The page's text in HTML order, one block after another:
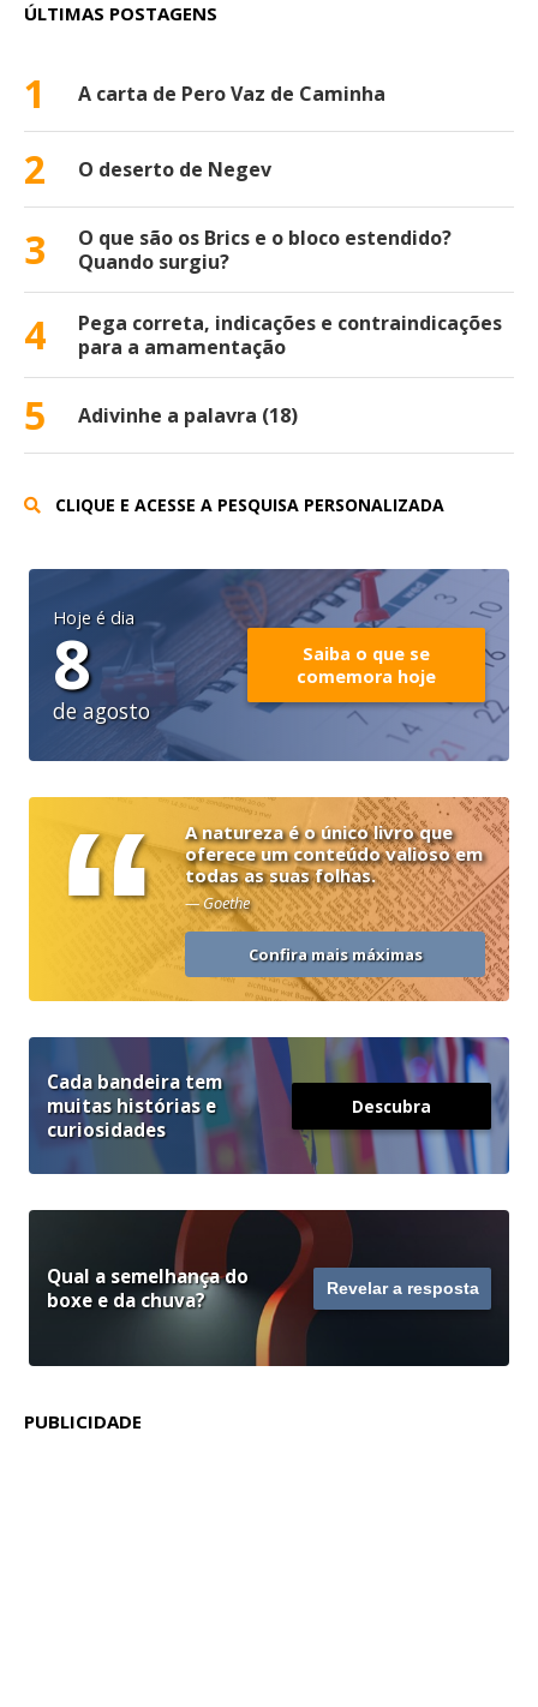
ÚLTIMAS POSTAGENS
1 A carta de Pero Vaz de Caminha
2 O deserto de Negev
3
O que são os Brics e o bloco estendido?
Quando surgiu?
4
Pega correta, indicações e contraindicações
para a amamentação
5 Adivinhe a palavra (18)
CLIQUE E ACESSE A PESQUISA PERSONALIZADA
Hoje é dia
8
de agosto
Saiba o que se
comemora hoje
“
A natureza é o único livro que
oferece um conteúdo valioso em
todas as suas folhas.
— Goethe
Confira mais máximas
Cada bandeira tem
muitas histórias e
curiosidades
Descubra
Qual a semelhança do
boxe e da chuva?
Revelar a resposta
PUBLICIDADE